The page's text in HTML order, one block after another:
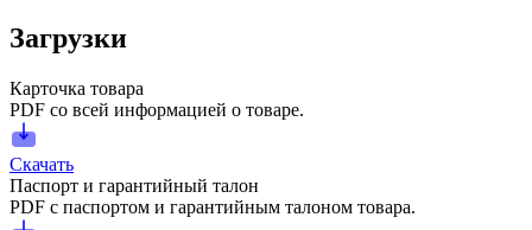
Загрузки
Карточка товара
PDF со всей информацией о товаре.
Скачать
Паспорт и гарантийный талон
PDF с паспортом и гарантийным талоном товара.